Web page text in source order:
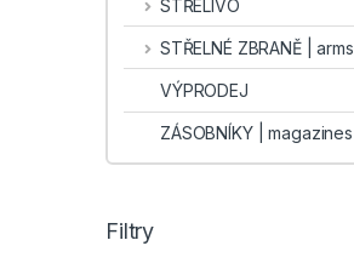
STŘELIVO
STŘELNÉ ZBRANĚ | arms
VÝPRODEJ
ZÁSOBNÍKY | magazines
Filtry